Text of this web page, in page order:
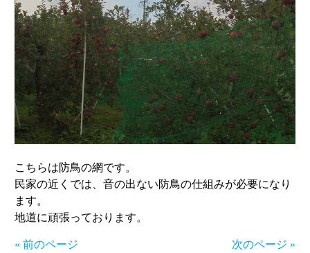
こちらは防鳥の網です。
民家の近くでは、音の出ない防鳥の仕組みが必要になり
ます。
地道に頑張っております。
« 前のページ 次のページ »